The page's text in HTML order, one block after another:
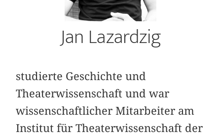
Jan Lazardzig
studierte Geschichte und
Theaterwissenschaft und war
wissenschaftlicher Mitarbeiter am
Institut für Theaterwissenschaft der